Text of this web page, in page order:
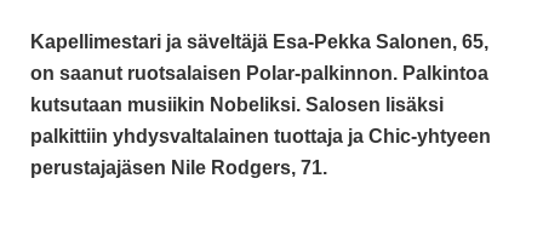
Kapellimestari ja säveltäjä Esa-Pekka Salonen, 65,
on saanut ruotsalaisen Polar-palkinnon. Palkintoa
kutsutaan musiikin Nobeliksi. Salosen lisäksi
palkittiin yhdysvaltalainen tuottaja ja Chic-yhtyeen
perustajajäsen Nile Rodgers, 71.